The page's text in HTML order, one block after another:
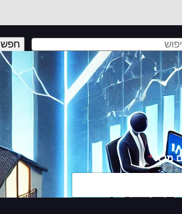
חפש
יצירת קשר
פרטים ונעזור לכם להגשים את החלום!
מלא*